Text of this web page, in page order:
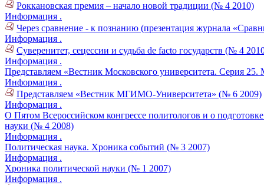
Роккановская премия – начало новой традиции (№ 4 2010)
Информация .
Через сравнение - к познанию (презентация журнала
Информация .
Суверенитет, сецессии и судьба de facto государств (№ 4
Информация .
Представляем «Вестник Московского университета. Серия
Информация .
Представляем «Вестник МГИМО-Университета» (№ 6 2009)
Информация .
О Пятом Всероссийском конгрессе политологов и о
науки (№ 4 2008)
Информация .
Политическая наука. Хроника событий (№ 3 2007)
Информация .
Хроника политической науки (№ 1 2007)
Информация .